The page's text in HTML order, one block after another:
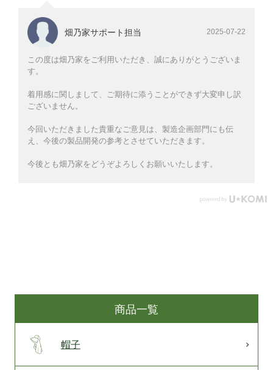
畑乃家サポート担当 2025-07-22
この度は畑乃家をご利用いただき、誠にありがとうございま
す。
着用感に関しまして、ご期待に添うことができず大変申し訳
ございません。
今回いただきました貴重なご意見は、製造企画部門にも伝
え、今後の製品開発の参考とさせていただきます。
今後とも畑乃家をどうぞよろしくお願いいたします。
商品一覧
帽子